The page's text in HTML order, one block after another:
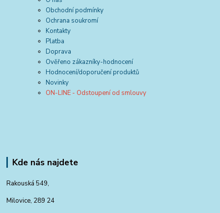
Obchodní podmínky
Ochrana soukromí
Kontakty
Platba
Doprava
Ověřeno zákazníky-hodnocení
Hodnocení/doporučení produktů
Novinky
ON-LINE - Odstoupení od smlouvy
Kde nás najdete
Rakouská 549,
Milovice, 289 24